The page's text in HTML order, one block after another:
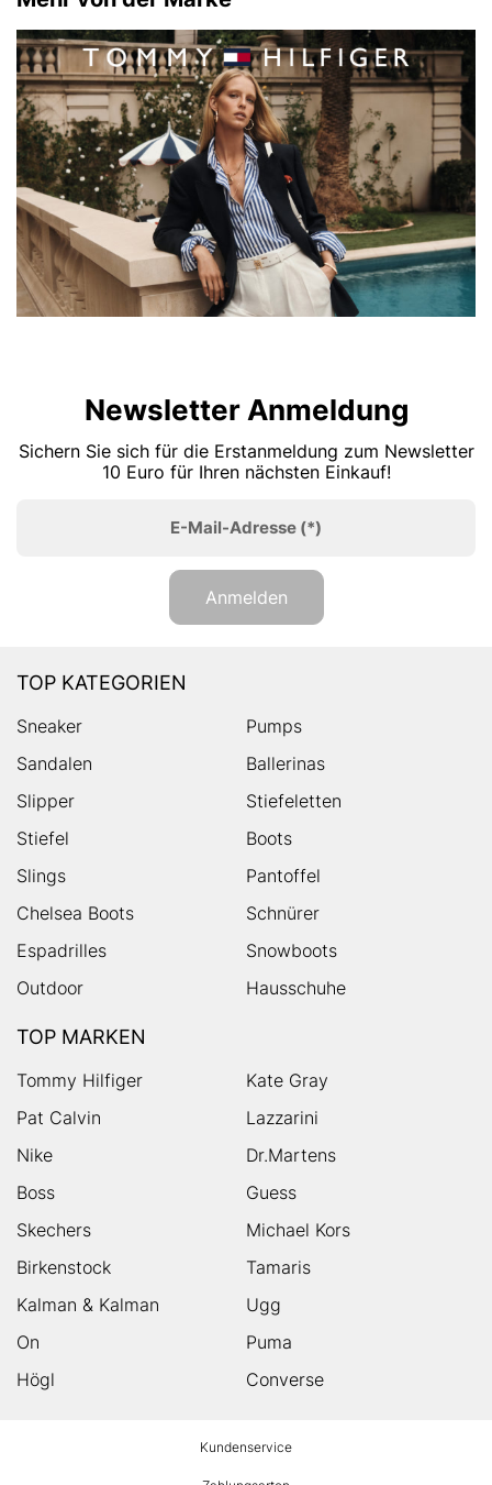
Newsletter Anmeldung
Sichern Sie sich für die Erstanmeldung zum Newsletter
10 Euro für Ihren nächsten Einkauf!
E-Mail-Adresse (*)
Anmelden
TOP KATEGORIEN
Sneaker
Pumps
Sandalen
Ballerinas
Slipper
Stiefeletten
Stiefel
Boots
Slings
Pantoffel
Chelsea Boots
Schnürer
Espadrilles
Snowboots
Outdoor
Hausschuhe
TOP MARKEN
Tommy Hilfiger
Kate Gray
Pat Calvin
Lazzarini
Nike
Dr.Martens
Boss
Guess
Skechers
Michael Kors
Birkenstock
Tamaris
Kalman & Kalman
Ugg
On
Puma
Högl
Converse
Kundenservice